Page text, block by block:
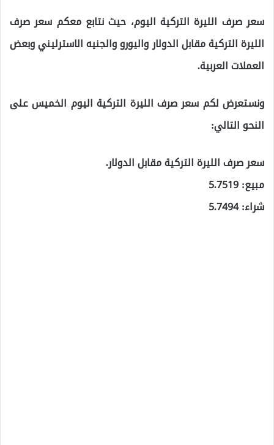
سعر صرف الليرة التركية اليوم، حيث نتابع معكم سعر صرف
الليرة التركية مقابل الدولار واليورو والجنيه الاسترليني وبعض
العملات العربية.
ونستعرض لكم سعر صرف الليرة التركية اليوم الخميس على
النحو التالي:
سعر صرف الليرة التركية مقابل الدولار.
مبيع: 5.7519
شراء: 5.7494